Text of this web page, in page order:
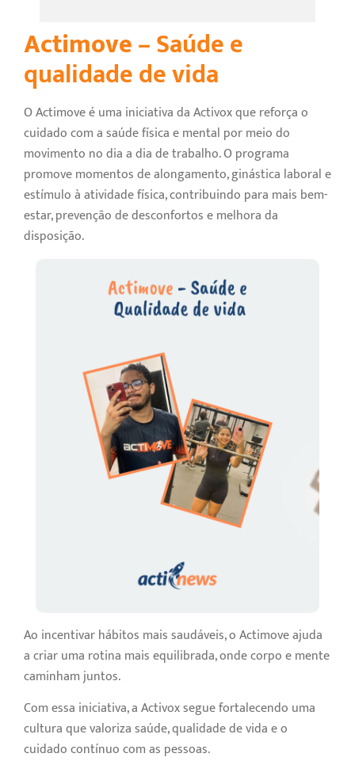
Actimove– Saúde e
qualidade de vida
O Actimove é uma iniciativa da Activox que reforça o
cuidado com a saúde física e mental por meio do
movimento no dia a dia de trabalho. O programa
promove momentos de alongamento, ginástica laboral e
estímulo à atividade física, contribuindo para mais bem-
estar, prevenção de desconfortos e melhora da
disposição.
Ao incentivar hábitos mais saudáveis, o Actimove ajuda
a criar uma rotina mais equilibrada, onde corpo e mente
caminham juntos.
Com essa iniciativa, a Activox segue fortalecendo uma
cultura que valoriza saúde, qualidade de vida e o
cuidado contínuo com as pessoas.